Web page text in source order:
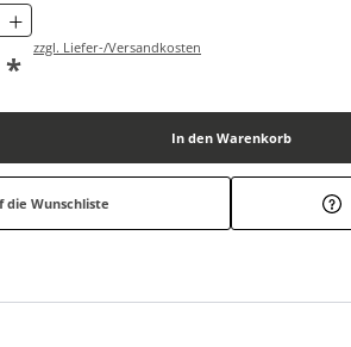
+
*
zzgl. Liefer-/Versandkosten
In den Warenkorb
die Wunschliste